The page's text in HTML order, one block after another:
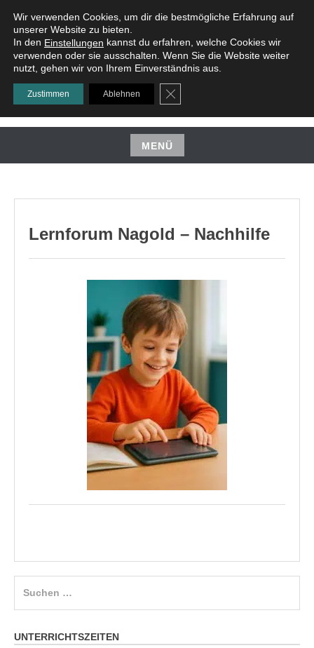
Inhalt
springen
LERNFORUM NAGOLD
MENÜ
Zum
springen
Lernforum Nagold – Nachhilfe
UNTERRICHTSZEITEN
Wir verwenden Cookies, um dir die bestmögliche Erfahrung auf
unserer Website zu bieten.
In den Einstellungen kannst du erfahren, welche Cookies wir
verwenden oder sie ausschalten. Wenn Sie die Website weiter
nutzt, gehen wir von Ihrem Einverständnis aus.
Zustimmen Ablehnen GDPR COOKIE-BANNER